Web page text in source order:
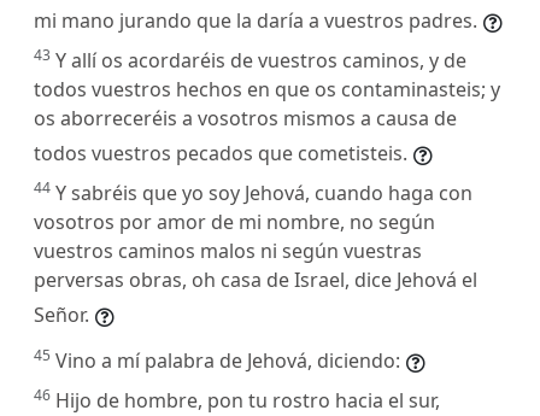
mi mano jurando que la daría a vuestros padres.
43 Y allí os acordaréis de vuestros caminos, y de
todos vuestros hechos en que os contaminasteis; y
os aborreceréis a vosotros mismos a causa de
todos vuestros pecados que cometisteis.
44 Y sabréis que yo soy Jehová, cuando haga con
vosotros por amor de mi nombre, no según
vuestros caminos malos ni según vuestras
perversas obras, oh casa de Israel, dice Jehová el
Señor.
45 Vino a mí palabra de Jehová, diciendo:
46 Hijo de hombre, pon tu rostro hacia el sur,